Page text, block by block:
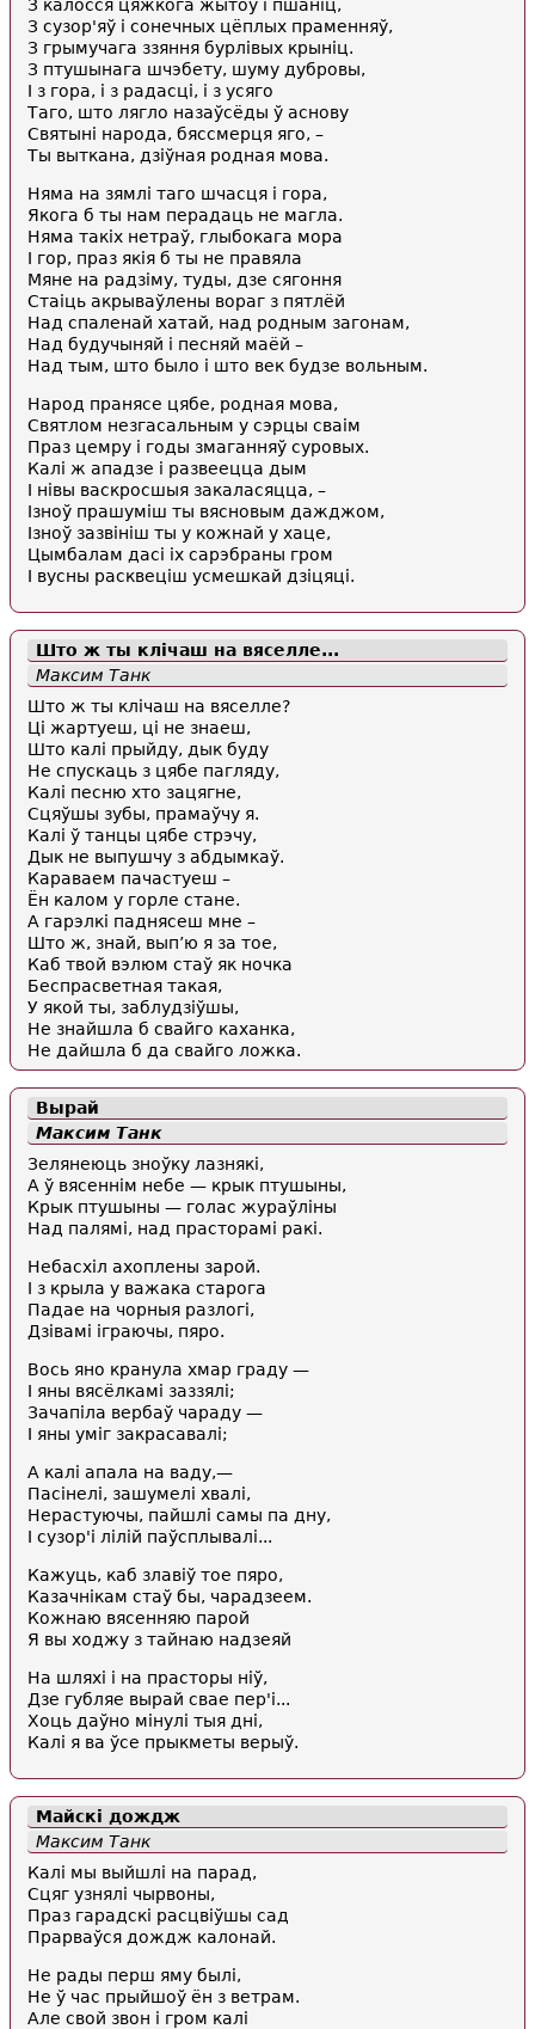
З калосся цяжкога жытоў i пшанiц,
З сузор'яў i сонечных цёплых праменняў,
З грымучага ззяння бурлiвых крынiц.
З птушынага шчэбету, шуму дубровы,
I з гора, i з радасцi, i з усяго
Таго, што лягло назаўсёды ў аснову
Святынi народа, бяссмерця яго, –
Ты выткана, дзiўная родная мова.
Няма на зямлi таго шчасця i гора,
Якога б ты нам перадаць не магла.
Няма такiх нетраў, глыбокага мора
I гор, праз якiя б ты не правяла
Мяне на радзiму, туды, дзе сягоння
Стаiць акрываўлены вораг з пятлёй
Над спаленай хатай, над родным загонам,
Над будучыняй і песняй маёй –
Над тым, што было i што век будзе вольным.
Народ пранясе цябе, родная мова,
Святлом незгасальным у сэрцы сваiм
Праз цемру і годы змаганняў суровых.
Калi ж ападзе і развеецца дым
I нiвы васкросшыя закаласяцца, –
Iзноў прашумiш ты вясновым дажджом,
Iзноў зазвiнiш ты у кожнай у хаце,
Цымбалам дасi iх сарэбраны гром
I вусны расквецiш усмешкай дзiцяцi.
Што ж ты клічаш на вяселле...
Максим Танк
Што ж ты клічаш на вяселле?
Ці жартуеш, ці не знаеш,
Што калі прыйду, дык буду
Не спускаць з цябе пагляду,
Калі песню хто зацягне,
Сцяўшы зубы, прамаўчу я.
Калі ў танцы цябе стрэчу,
Дык не выпушчу з абдымкаў.
Караваем пачастуеш –
Ён калом у горле стане.
А гарэлкі паднясеш мне –
Што ж, знай, вып’ю я за тое,
Каб твой вэлюм стаў як ночка
Беспрасветная такая,
У якой ты, заблудзіўшы,
Не знайшла б свайго каханка,
Не дайшла б да свайго ложка.
Вырай
Максим Танк
Зелянеюць зноўку лазнякі,
А ў вясеннім небе — крык птушыны,
Крык птушыны — голас жураўліны
Над палямі, над прасторамі ракі.
Небасхіл ахоплены зарой.
I з крыла у важака старога
Падае на чорныя разлогі,
Дзівамі іграючы, пяро.
Вось яно кранула хмар граду —
I яны вясёлкамі заззялі;
Зачапіла вербаў чараду —
I яны уміг закрасавалі;
А калі апала на ваду,—
Пасінелі, зашумелі хвалі,
Нерастуючы, пайшлі самы па дну,
I сузор'і лілій паўсплывалі...
Кажуць, каб злавіў тое пяро,
Казачнікам стаў бы, чарадзеем.
Кожнаю вясенняю парой
Я вы ходжу з тайнаю надзеяй
На шляхі і на прасторы ніў,
Дзе губляе вырай свае пер'і...
Хоць даўно мінулі тыя дні,
Калі я ва ўсе прыкметы верыў.
Майскі дождж
Максим Танк
Калі мы выйшлі на парад,
Сцяг узнялі чырвоны,
Праз гарадскі расцвіўшы сад
Прарваўся дождж калонай.
Не рады перш яму былі,
Не ў час прыйшоў ён з ветрам.
Але свой звон і гром калі